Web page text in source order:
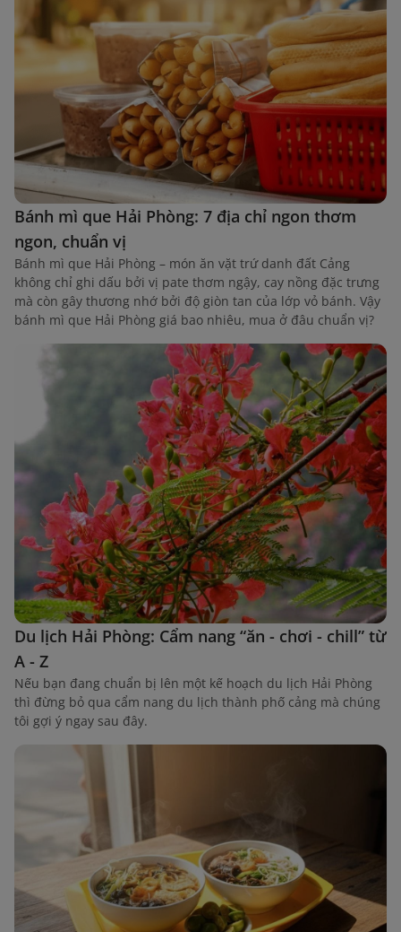
Bánh mì que Hải Phòng: 7 địa chỉ ngon thơm
ngon, chuẩn vị
Bánh mì que Hải Phòng – món ăn vặt trứ danh đất Cảng
không chỉ ghi dấu bởi vị pate thơm ngậy, cay nồng đặc trưng
mà còn gây thương nhớ bởi độ giòn tan của lớp vỏ bánh. Vậy
bánh mì que Hải Phòng giá bao nhiêu, mua ở đâu chuẩn vị?
Du lịch Hải Phòng: Cẩm nang “ăn - chơi - chill” từ
A - Z
Nếu bạn đang chuẩn bị lên một kế hoạch du lịch Hải Phòng
thì đừng bỏ qua cẩm nang du lịch thành phố cảng mà chúng
tôi gợi ý ngay sau đây.